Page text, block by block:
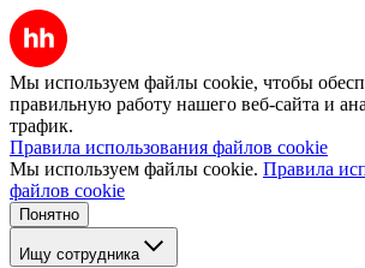
Мы используем файлы cookie, чтобы
правильную работу нашего веб-сайта и
трафик.
Правила использования файлов cookie
Мы используем файлы cookie. Правила
файлов cookie
Понятно
Ищу сотрудника